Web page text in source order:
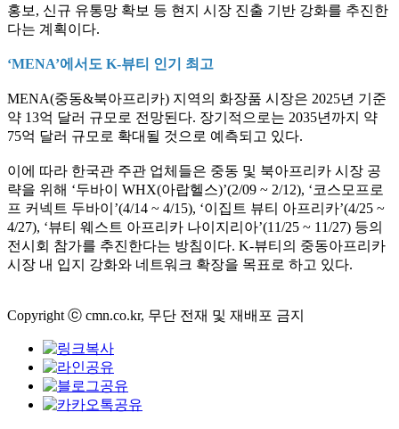
홍보, 신규 유통망 확보 등 현지 시장 진출 기반 강화를 추진한
다는 계획이다.
‘MENA’에서도 K-뷰티 인기 최고
MENA(중동&북아프리카) 지역의 화장품 시장은 2025년 기준
약 13억 달러 규모로 전망된다. 장기적으로는 2035년까지 약
75억 달러 규모로 확대될 것으로 예측되고 있다.
이에 따라 한국관 주관 업체들은 중동 및 북아프리카 시장 공
략을 위해 ‘두바이 WHX(아랍헬스)’(2/09 ~ 2/12), ‘코스모프로
프 커넥트 두바이’(4/14 ~ 4/15), ‘이집트 뷰티 아프리카’(4/25 ~
4/27), ‘뷰티 웨스트 아프리카 나이지리아’(11/25 ~ 11/27) 등의
전시회 참가를 추진한다는 방침이다. K-뷰티의 중동아프리카
시장 내 입지 강화와 네트워크 확장을 목표로 하고 있다.
Copyright ⓒ cmn.co.kr, 무단 전재 및 재배포 금지